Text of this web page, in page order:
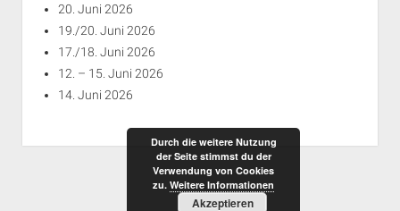
20. Juni 2026
19./20. Juni 2026
17./18. Juni 2026
12. – 15. Juni 2026
14. Juni 2026
Durch die weitere Nutzung
der Seite stimmst du der
Verwendung von Cookies
zu. Weitere Informationen
Akzeptieren